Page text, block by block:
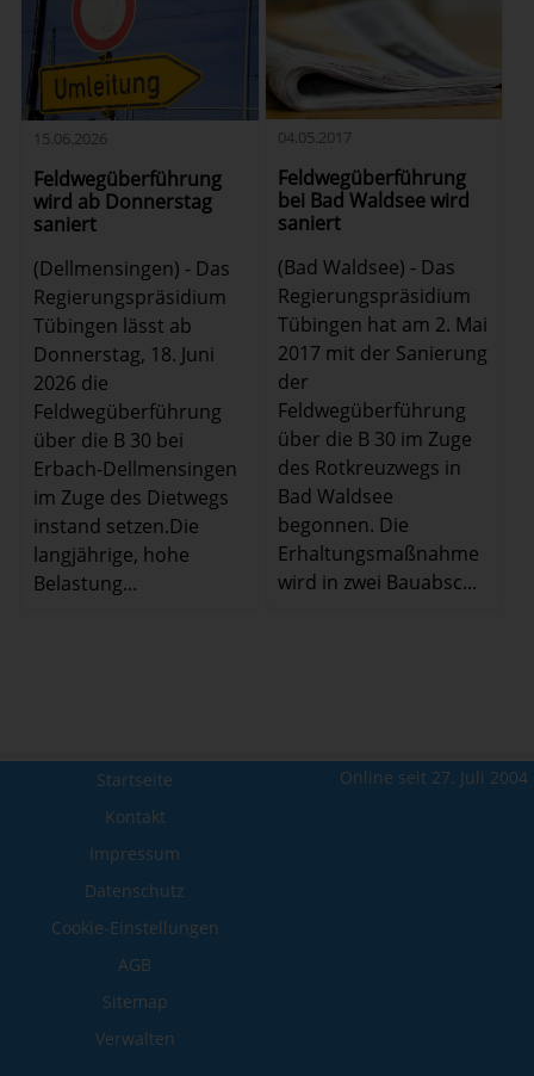
15.06.2026
Feldwegüberführung
wird ab Donnerstag
saniert
(Dellmensingen) - Das
Regierungspräsidium
Tübingen lässt ab
Donnerstag, 18. Juni
2026 die
Feldwegüberführung
über die B 30 bei
Erbach-Dellmensingen
im Zuge des Dietwegs
instand setzen.Die
langjährige, hohe
Belastung...
04.05.2017
Feldwegüberführung
bei Bad Waldsee wird
saniert
(Bad Waldsee) - Das
Regierungspräsidium
Tübingen hat am 2. Mai
2017 mit der Sanierung
der
Feldwegüberführung
über die B 30 im Zuge
des Rotkreuzwegs in
Bad Waldsee
begonnen. Die
Erhaltungsmaßnahme
wird in zwei Bauabsc...
Online seit 27. Juli 2004
Startseite
Kontakt
Impressum
Datenschutz
Cookie-Einstellungen
AGB
Sitemap
Verwalten